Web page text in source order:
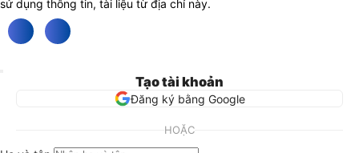
sử dụng thông tin, tài liệu từ địa chỉ này.
Tạo tài khoản
Đăng ký bằng Google
HOẶC